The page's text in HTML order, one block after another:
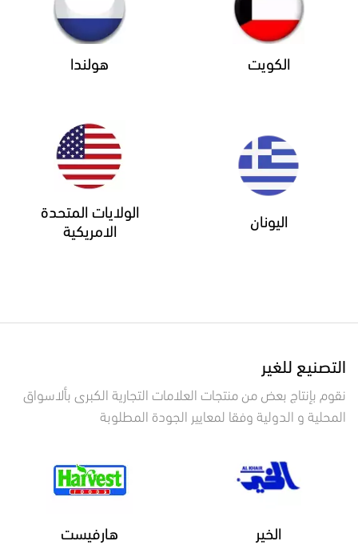
الكويت هولندا
اليونان
الولايات المتحدة
الامريكية
التصنيع للغير
نقوم بإنتاج بعض من منتجات العلامات التجارية الكبرى بألاسواق
المحلية و الدولية وفقا لمعايير الجودة المطلوبة
الخير هارفيست